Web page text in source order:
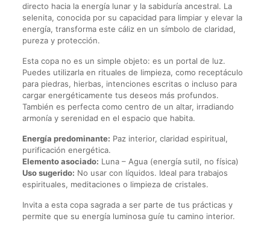
directo hacia la energía lunar y la sabiduría ancestral. La
selenita, conocida por su capacidad para limpiar y elevar la
energía, transforma este cáliz en un símbolo de claridad,
pureza y protección.
Esta copa no es un simple objeto: es un portal de luz.
Puedes utilizarla en rituales de limpieza, como receptáculo
para piedras, hierbas, intenciones escritas o incluso para
cargar energéticamente tus deseos más profundos.
También es perfecta como centro de un altar, irradiando
armonía y serenidad en el espacio que habita.
Energía predominante: Paz interior, claridad espiritual,
purificación energética.
Elemento asociado: Luna – Agua (energía sutil, no física)
Uso sugerido: No usar con líquidos. Ideal para trabajos
espirituales, meditaciones o limpieza de cristales.
Invita a esta copa sagrada a ser parte de tus prácticas y
permite que su energía luminosa guíe tu camino interior.